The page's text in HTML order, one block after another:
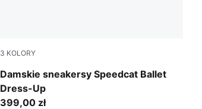
3 KOLORY
Damskie sneakersy Speedcat Ballet
Dress-Up
Matte Bronze-PUMA Black
399,00 zł